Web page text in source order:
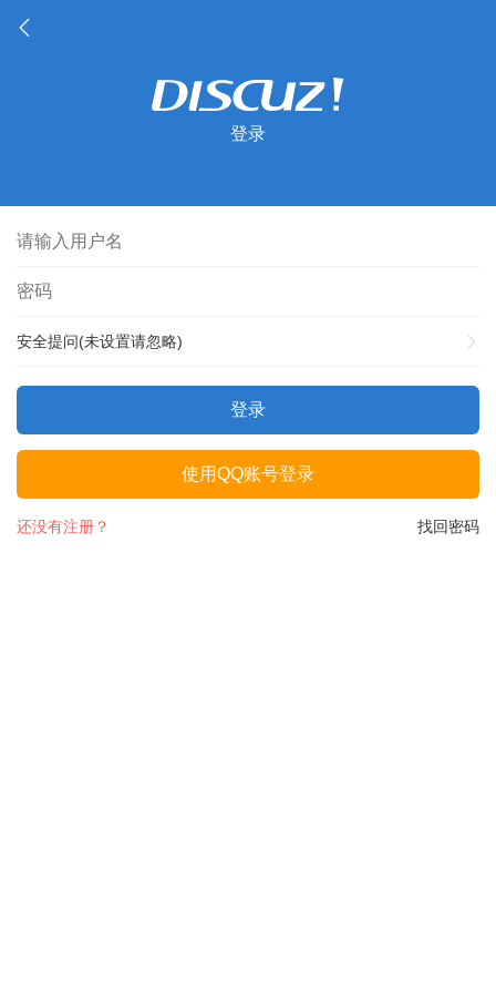
登录
安全提问(未设置请忽略)
登录
使用QQ账号登录
找回密码
还没有注册？